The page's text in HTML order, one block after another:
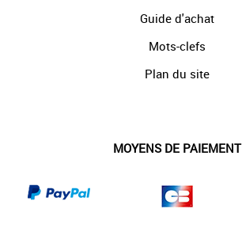
Guide d'achat
Mots-clefs
Plan du site
MOYENS DE PAIEMENT